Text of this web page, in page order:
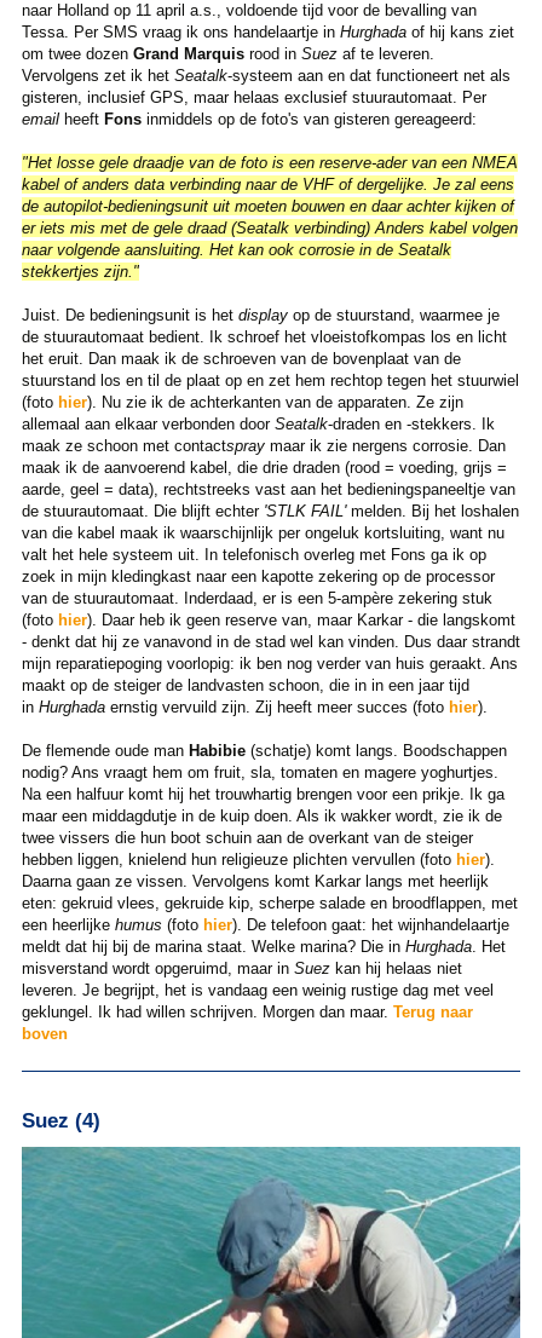
naar Holland op 11 april a.s., voldoende tijd voor de bevalling van
Tessa. Per SMS vraag ik ons handelaartje in Hurghadaof hij kans ziet
om twee dozenGrand Marquis rood in Suezaf te leveren.
Vervolgens zet ik het Seatalk-systeem aan en dat functioneert net als
gisteren, inclusief GPS, maar helaas exclusief stuurautomaat. Per
emailheeft Fonsinmiddels op de foto's van gisteren gereageerd:
"Het losse gele draadje van de foto is een reserve-ader van een NMEA
kabel of anders data verbinding naar de VHF of dergelijke. Je zal eens
de autopilot-bedieningsunit uit moeten bouwen en daar achter kijken of
er iets mis met de gele draad (Seatalk verbinding) Anders kabel volgen
naar volgende aansluiting. Het kan ook corrosie in de Seatalk
stekkertjes zijn."
Juist. De bedieningsunit is het displayop de stuurstand, waarmee je
de stuurautomaat bedient. Ik schroef het vloeistofkompas los en licht
het eruit. Dan maak ik de schroeven van de bovenplaat van de
stuurstand los en til de plaat op en zet hem rechtop tegen het stuurwiel
(foto hier). Nu zie ik de achterkanten van de apparaten. Ze zijn
allemaal aan elkaar verbonden door Seatalk-draden en -stekkers. Ik
maak ze schoon met contactspraymaar ik zie nergens corrosie. Dan
maak ik de aanvoerend kabel, die drie draden (rood = voeding, grijs =
aarde, geel = data), rechtstreeks vast aan het bedieningspaneeltje van
de stuurautomaat. Die blijft echter 'STLK FAIL' melden. Bij het loshalen
van die kabel maak ik waarschijnlijk per ongeluk kortsluiting, want nu
valt het hele systeem uit. In telefonisch overleg met Fons ga ik op
zoek in mijn kledingkast naar een kapotte zekering op de processor
van de stuurautomaat. Inderdaad, er is een 5-ampère zekering stuk
(foto hier). Daar heb ik geen reserve van, maar Karkar - die langskomt
- denkt dat hij ze vanavond in de stad wel kan vinden. Dus daar strandt
mijn reparatiepoging voorlopig: ik ben nog verder van huis geraakt. Ans
maakt op de steiger de landvasten schoon, die in in een jaar tijd
in Hurghada ernstig vervuild zijn. Zij heeft meer succes (foto hier).
De flemende oude man Habibie(schatje) komt langs. Boodschappen
nodig? Ans vraagt hem om fruit, sla, tomaten en magere yoghurtjes.
Na een halfuur komt hij het trouwhartig brengen voor een prikje. Ik ga
maar een middagdutje in de kuip doen. Als ik wakker wordt, zie ik de
twee vissers die hun boot schuin aan de overkant van de steiger
hebben liggen, knielend hun religieuze plichten vervullen (foto hier).
Daarna gaan ze vissen. Vervolgens komt Karkar langs met heerlijk
eten: gekruid vlees, gekruide kip, scherpe salade en broodflappen, met
een heerlijkehumus (foto hier). De telefoon gaat: het wijnhandelaartje
meldt dat hij bij de marina staat. Welke marina? Die in Hurghada. Het
misverstand wordt opgeruimd, maar inSuez kan hij helaas niet
leveren. Je begrijpt, het is vandaag een weinig rustige dag met veel
geklungel. Ik had willen schrijven. Morgen dan maar. Terug naar
boven
Suez (4)